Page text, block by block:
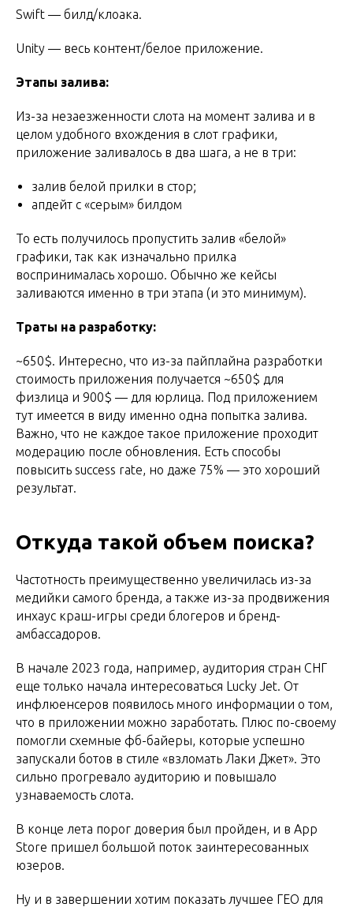
Swift — билд/клоака.
Unity — весь контент/белое приложение.
Этапы залива:
Из-за незаезженности слота на момент залива и в
целом удобного вхождения в слот графики,
приложение заливалось в два шага, а не в три:
залив белой прилки в стор;
апдейт с «серым» билдом
То есть получилось пропустить залив «белой»
графики, так как изначально прилка
воспринималась хорошо. Обычно же кейсы
заливаются именно в три этапа (и это минимум).
Траты на разработку:
~650$. Интересно, что из-за пайплайна разработки
стоимость приложения получается ~650$ для
физлица и 900$ — для юрлица. Под приложением
тут имеется в виду именно одна попытка залива.
Важно, что не каждое такое приложение проходит
модерацию после обновления. Есть способы
повысить success rate, но даже 75% — это хороший
результат.
Откуда такой объем поиска?
Частотность преимущественно увеличилась из-за
медийки самого бренда, а также из-за продвижения
инхаус краш-игры среди блогеров и бренд-
амбассадоров.
В начале 2023 года, например, аудитория стран СНГ
еще только начала интересоваться Lucky Jet. От
инфлюенсеров появилось много информации о том,
что в приложении можно заработать. Плюс по-своему
помогли схемные фб-байеры, которые успешно
запускали ботов в стиле «взломать Лаки Джет». Это
сильно прогревало аудиторию и повышало
узнаваемость слота.
В конце лета порог доверия был пройден, и в App
Store пришел большой поток заинтересованных
юзеров.
Ну и в завершении хотим показать лучшее ГЕО для